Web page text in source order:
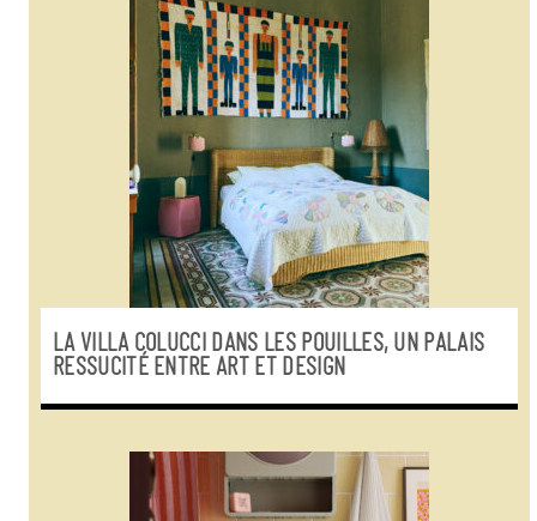
LA VILLA COLUCCI DANS LES POUILLES, UN PALAIS
RESSUCITÉ ENTRE ART ET DESIGN